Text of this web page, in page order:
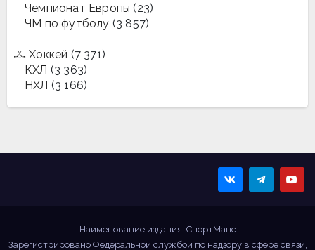
Чемпионат Европы (23)
ЧМ по футболу (3 857)
Хоккей (7 371)
КХЛ (3 363)
НХЛ (3 166)
Наименование издания: СпортМапс
Зарегистрировано Федеральной службой по надзору в сфере связи,